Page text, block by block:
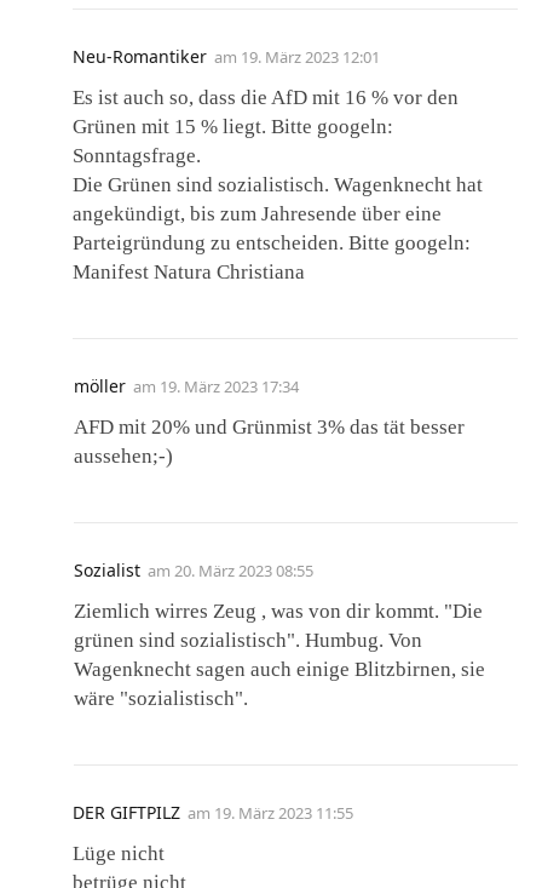
Neu-Romantiker am 19. März 2023 12:01
Es ist auch so, dass die AfD mit 16 % vor den
Grünen mit 15 % liegt. Bitte googeln:
Sonntagsfrage.
Die Grünen sind sozialistisch. Wagenknecht hat
angekündigt, bis zum Jahresende über eine
Parteigründung zu entscheiden. Bitte googeln:
Manifest Natura Christiana
möller am 19. März 2023 17:34
AFD mit 20% und Grünmist 3% das tät besser
aussehen;-)
Sozialist am 20. März 2023 08:55
Ziemlich wirres Zeug , was von dir kommt. "Die
grünen sind sozialistisch". Humbug. Von
Wagenknecht sagen auch einige Blitzbirnen, sie
wäre "sozialistisch".
DER GIFTPILZ am 19. März 2023 11:55
Lüge nicht
betrüge nicht